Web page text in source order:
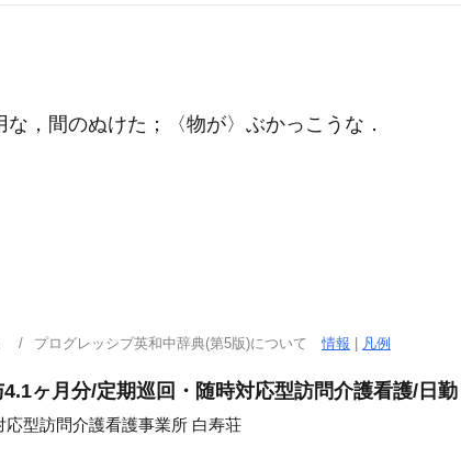
な，間のぬけた；〈物が〉ぶかっこうな ．
プログレッシブ英和中辞典(第5版)について情報 凡例
ヶ月分/定期巡回・随時対応型訪問介護看護/日
型訪問介護看護事業所 白寿荘